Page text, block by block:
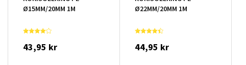
Ø15MM/20MM 1M
43,95 kr
Ø22MM/20MM 1M
44,95 kr